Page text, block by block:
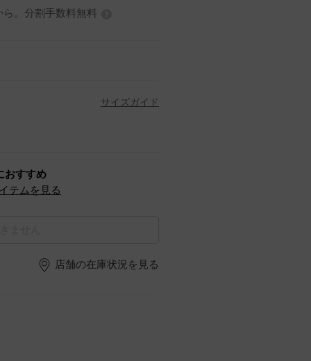
。分割手数料無料
サイズガイド
おすすめ
テムを見る
店舗の在庫状況を見る